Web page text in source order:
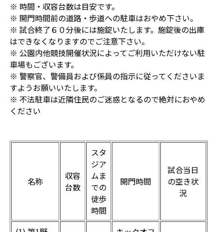
※ 時間・収容台数は目安です。
※ 開門時間前の道路・歩道への駐車はおやめ下さい。
※ 試合終了６０分後には施錠いたします。施錠後の出庫
はできなくなりますのでご注意下さい。
※ 公園内他競技開催状況によってご利用いただけない駐
車場もございます。
※ 警察官、警備員および係員の指示に従ってくださいま
すようお願いいたします。
※ 不法駐車は近隣住民のご迷惑となるので絶対におやめ
ください
名称
収容
台数
スタ
ジア
ムま
での
徒歩
時間
開門時間
試合当日
の空き状
況